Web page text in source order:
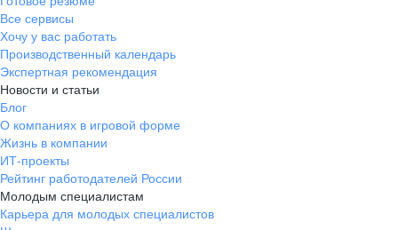
Все сервисы
Хочу у вас работать
Производственный календарь
Экспертная рекомендация
Новости и статьи
Блог
О компаниях в игровой форме
Жизнь в компании
ИТ-проекты
Рейтинг работодателей России
Молодым специалистам
Карьера для молодых специалистов